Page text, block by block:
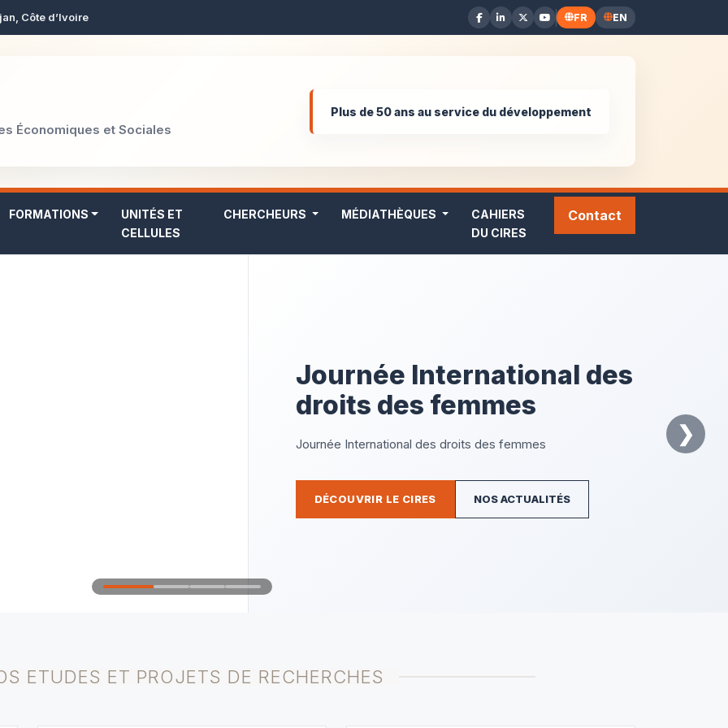
Côte d’Ivoire FR EN
Économiques et Sociales
Plus de 50 ans au service du développement
FORMATIONS
UNITÉS ET
CELLULES
CHERCHEURS MÉDIATHÈQUES
CAHIERS
DU CIRES
Contact
l'autonomisation des
femmes en Afrique de
l'ouest
Afrique de l'ouest
❯
ETUDES ET PROJETS DE RECHERCHES